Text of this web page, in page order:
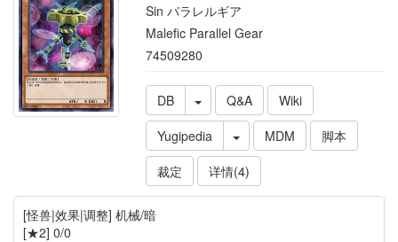
Sin パラレルギア
Malefic Parallel Gear
74509280
DB Q&A
Wiki
Yugipedia
MDM
脚本
裁定
详情(4)
[怪兽|效果|调整] 机械/暗
[★2] 0/0